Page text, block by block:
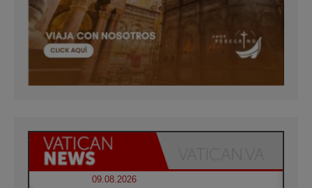
09.08.2026